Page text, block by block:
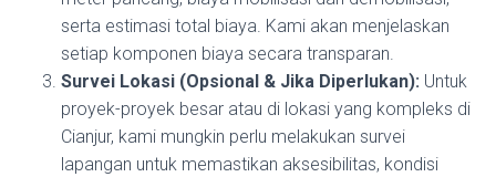
serta estimasi total biaya. Kami akan menjelaskan
setiap komponen biaya secara transparan.
Survei Lokasi (Opsional & Jika Diperlukan): Untuk
proyek-proyek besar atau di lokasi yang kompleks di
Cianjur, kami mungkin perlu melakukan survei
lapangan untuk memastikan aksesibilitas, kondisi